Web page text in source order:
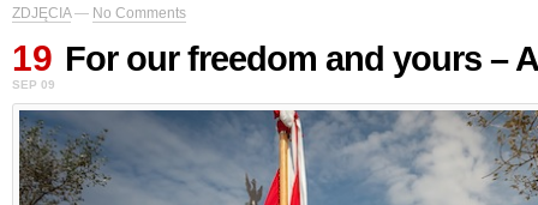
ZDJĘCIA— No Comments
19
SEP 09
For our freedom and yours –